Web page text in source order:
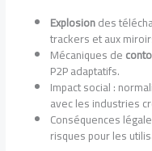
Explosiondes
trackers et aux
Mécaniques de
P2P adaptatifs.
Impact social :
avec les industries
Conséquences
risques pour les